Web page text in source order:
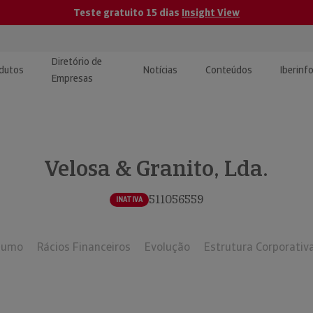
Teste gratuito 15 dias Insight View
e Monitorização de
Diretório de
Empresas
Notícias Conteúdos
| Estudos e
Velosa & Granito, Lda.
INATIVA 511056559
Rácios Financeiros Evolução Estrutura Corporativa